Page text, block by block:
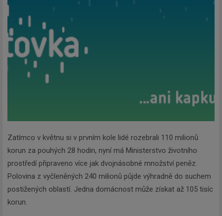
Zatímco v květnu si v prvním kole lidé rozebrali 110 milionů
korun za pouhých 28 hodin, nyní má Ministerstvo životního
prostředí připraveno více jak dvojnásobné množství peněz.
Polovina z vyčleněných 240 milionů půjde výhradně do suchem
postižených oblastí. Jedna domácnost může získat až 105 tisíc
korun.